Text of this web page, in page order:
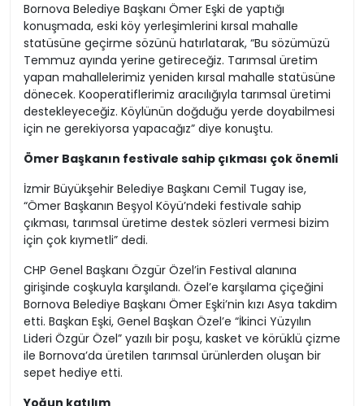
Bornova Belediye Başkanı Ömer Eşki de yaptığı
konuşmada, eski köy yerleşimlerini kırsal mahalle
statüsüne geçirme sözünü hatırlatarak, “Bu sözümüzü
Temmuz ayında yerine getireceğiz. Tarımsal üretim
yapan mahallelerimiz yeniden kırsal mahalle statüsüne
dönecek. Kooperatiflerimiz aracılığıyla tarımsal üretimi
destekleyeceğiz. Köylünün doğduğu yerde doyabilmesi
için ne gerekiyorsa yapacağız” diye konuştu.
Ömer Başkanın festivale sahip çıkması çok önemli
İzmir Büyükşehir Belediye Başkanı Cemil Tugay ise,
“Ömer Başkanın Beşyol Köyü’ndeki festivale sahip
çıkması, tarımsal üretime destek sözleri vermesi bizim
için çok kıymetli” dedi.
CHP Genel Başkanı Özgür Özel’in Festival alanına
girişinde coşkuyla karşılandı. Özel’e karşılama çiçeğini
Bornova Belediye Başkanı Ömer Eşki’nin kızı Asya takdim
etti. Başkan Eşki, Genel Başkan Özel’e “İkinci Yüzyılın
Lideri Özgür Özel” yazılı bir poşu, kasket ve körüklü çizme
ile Bornova’da üretilen tarımsal ürünlerden oluşan bir
sepet hediye etti.
Yoğun katılım